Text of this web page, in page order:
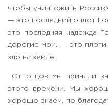
чтобы уничтожить
— это последний оплот
это последняя надежда
дорогие мои, — это
зло на земле.
От отцов мы приняли
этого времени. Мы
хорошо знаем, по